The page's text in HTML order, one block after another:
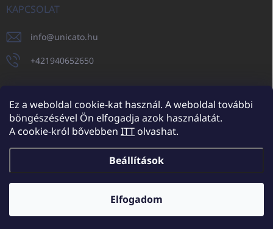
Ez a weboldal cookie-kat használ. A weboldal további
böngészésével Ön elfogadja azok használatát.
A cookie-król bővebben ITTolvashat.
Beállítások
Elfogadom
KAPCSOLAT
info@unicato.hu
+421940652650
UNICATO.sk UNICATOshop.cz UNICATO.at UNICATO.hu
UNICATOshop.pl UNICATOshop.de
Copyright 2026UNICATO.hu. Minden jog fenntartva.Süti beállítások
szerkesztése
További kedvezmények nagykereskedelmi partnereinknek (minimum